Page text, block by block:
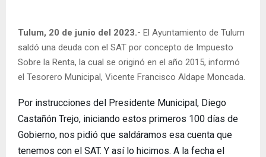
Tulum, 20 de junio del 2023.- El Ayuntamiento de Tulum
saldó una deuda con el SAT por concepto de Impuesto
Sobre la Renta, la cual se originó en el año 2015, informó
el Tesorero Municipal, Vicente Francisco Aldape Moncada.
Por instrucciones del Presidente Municipal, Diego
Castañón Trejo, iniciando estos primeros 100 días de
Gobierno, nos pidió que saldáramos esa cuenta que
tenemos con el SAT. Y así lo hicimos. A la fecha el